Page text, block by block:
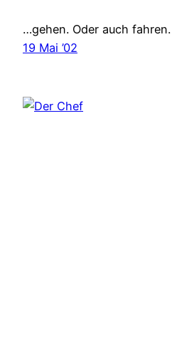
…gehen. Oder auch fahren.
19 Mai ’02